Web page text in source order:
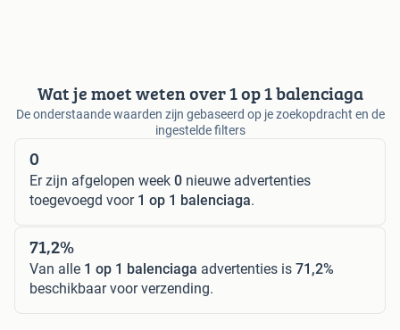
Wat je moet weten over 1 op 1 balenciaga
De onderstaande waarden zijn gebaseerd op je zoekopdracht en de
ingestelde filters
0
Er zijn afgelopen week 0 nieuwe advertenties
toegevoegd voor 1 op 1 balenciaga.
71,2%
Van alle 1 op 1 balenciaga advertenties is 71,2%
beschikbaar voor verzending.